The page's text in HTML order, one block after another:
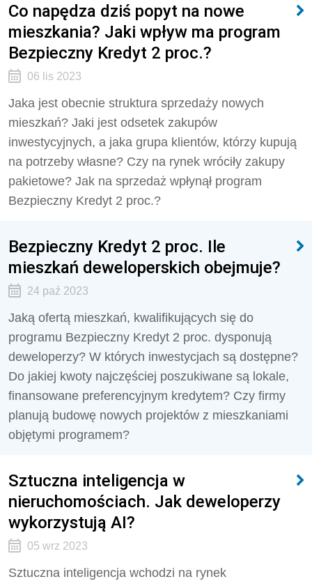
Co napędza dziś popyt na nowe
mieszkania? Jaki wpływ ma program
Bezpieczny Kredyt 2 proc.?
06 lis 2023
Jaka jest obecnie struktura sprzedaży nowych
mieszkań? Jaki jest odsetek zakupów
inwestycyjnych, a jaka grupa klientów, którzy kupują
na potrzeby własne? Czy na rynek wróciły zakupy
pakietowe? Jak na sprzedaż wpłynął program
Bezpieczny Kredyt 2 proc.?
Bezpieczny Kredyt 2 proc. Ile
mieszkań deweloperskich obejmuje?
24 paź 2023
Jaką ofertą mieszkań, kwalifikujących się do
programu Bezpieczny Kredyt 2 proc. dysponują
deweloperzy? W których inwestycjach są dostępne?
Do jakiej kwoty najczęściej poszukiwane są lokale,
finansowane preferencyjnym kredytem? Czy firmy
planują budowę nowych projektów z mieszkaniami
objętymi programem?
Sztuczna inteligencja w
nieruchomościach. Jak deweloperzy
wykorzystują AI?
05 wrz 2023
Sztuczna inteligencja wchodzi na rynek